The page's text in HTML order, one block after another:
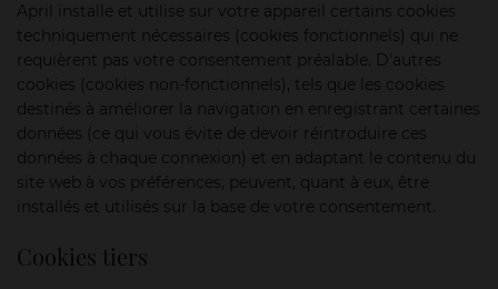
April installe et utilise sur votre appareil certains cookies
techniquement nécessaires (cookies fonctionnels) qui ne
requièrent pas votre consentement préalable. D'autres
cookies (cookies non-fonctionnels), tels que les cookies
destinés à améliorer la navigation en enregistrant certaines
données (ce qui vous évite de devoir réintroduire ces
données à chaque connexion) et en adaptant le contenu du
site web à vos préférences, peuvent, quant à eux, être
installés et utilisés sur la base de votre consentement.
Cookies tiers